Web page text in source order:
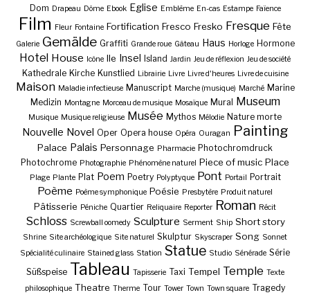
Dom Drapeau Dôme Ebook Eglise Emblème En-cas Estampe Faïence
Film Fleur Fontaine Fortification Fresco Fresko Fresque Fête
Galerie Gemälde Graffiti Grande roue Gâteau Haus Horloge Hormone
Hotel House Icône Ile Insel Island Jardin Jeu de réflexion Jeu de société
Kathedrale Kirche Kunstlied Librairie Livre Livre d'heures Livre de cuisine
Maison Maladie infectieuse Manuscript Marche (musique) Marché Marine
Medizin Montagne Morceau de musique Mosaïque Mural Museum
Musique Musique religieuse Musée Mythos Mélodie Nature morte
Nouvelle Novel Oper Opera house Opéra Ouragan Painting
Palace Palais Personnage Pharmacie Photochromdruck
Photochrome Photographie Phénomène naturel Piece of music Place
Plage Plante Plat Poem Poetry Polyptyque Pont Portail Portrait
Poème Poème symphonique Poésie Presbytère Produit naturel
Pâtisserie Péniche Quartier Reliquaire Reporter Roman Récit
Schloss Screwball oomedy Sculpture Serment Ship Short story
Shrine Site archéologique Site naturel Skulptur Skyscraper Song Sonnet
Spécialité culinaire Stained glass Station Statue Studio Sénérade Série
Süßspeise Tableau Tapisserie Taxi Tempel Temple Texte
philosophique Theatre Therme Tour Tower Town Town square Tragedy